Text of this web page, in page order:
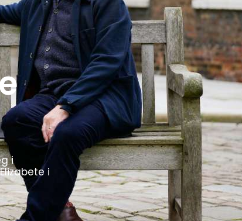
uvele su
trenutke